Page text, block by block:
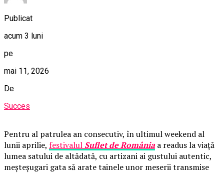
Publicat
acum 3 luni
pe
mai 11, 2026
De
Succes
Pentru al patrulea an consecutiv, în ultimul weekend al
lunii aprilie, festivalul Suflet de România a readus la viață
lumea satului de altădată, cu artizani ai gustului autentic,
meșteșugari gata să arate tainele unor meserii transmise